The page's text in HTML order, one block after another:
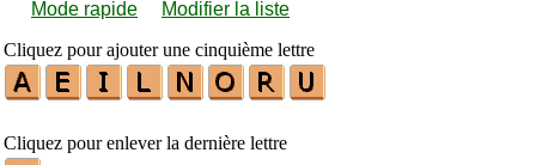
Mode rapide
Modifier la liste
Cliquez pour ajouter une cinquième lettre
Cliquez pour enlever la dernière lettre